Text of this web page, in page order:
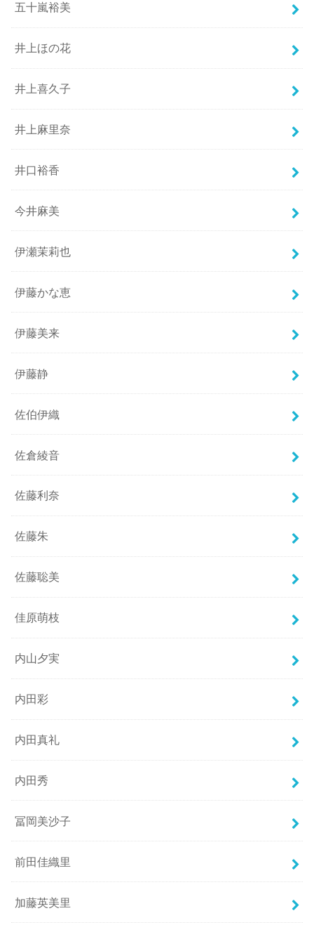
五十嵐裕美
井上ほの花
井上喜久子
井上麻里奈
井口裕香
今井麻美
伊瀬茉莉也
伊藤かな恵
伊藤美来
伊藤静
佐伯伊織
佐倉綾音
佐藤利奈
佐藤朱
佐藤聡美
佳原萌枝
内山夕実
内田彩
内田真礼
内田秀
冨岡美沙子
前田佳織里
加藤英美里